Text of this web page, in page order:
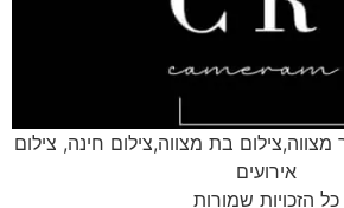
בת מצווה,צילום חינה, צילום
אירועים
כל הזכויות שמורות